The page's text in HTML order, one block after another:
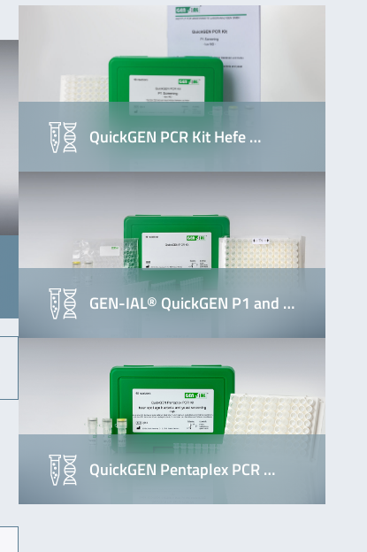
QuickGEN PCR Kit Hefe …
GEN-IAL® QuickGEN P1 and …
QuickGEN Pentaplex PCR …